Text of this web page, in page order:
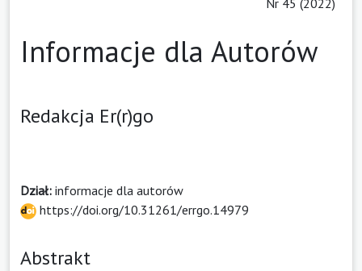
Informacje dla Autorów
Redakcja Er(r)go
Dział: informacje dla autorów
https://doi.org/10.31261/errgo.14979
Abstrakt